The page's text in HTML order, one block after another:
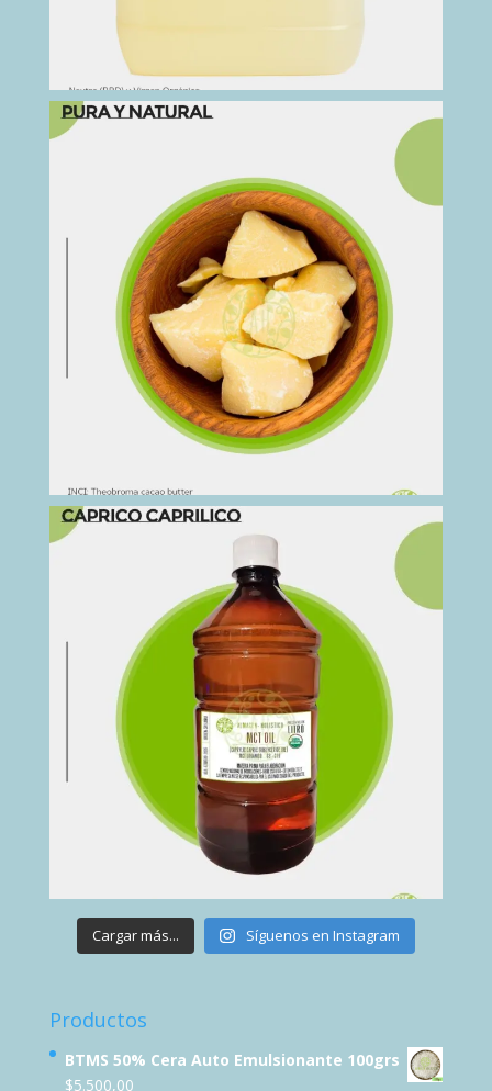
Cargar más... Síguenos en Instagram
Productos
BTMS 50% Cera Auto Emulsionante 100grs
$5.500,00